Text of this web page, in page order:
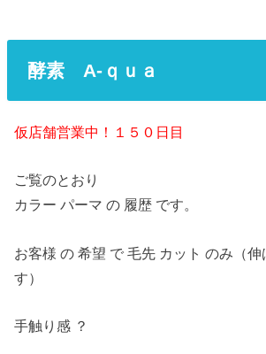
酵素 A‐ｑｕａ
仮店舗営業中！１５０日目
ご覧のとおり
カラー パーマ の 履歴 です。
お客様 の 希望 で 毛先 カット のみ（
す）
手触り感 ？